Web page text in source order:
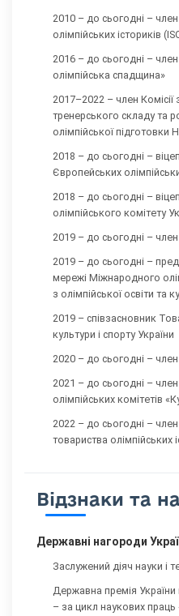
2010 – до сьогодні –
олімпійських істориків
2016 – до сьогодні –
олімпійська спадщина»
2017–2022 – член Комісії
тренерського складу та
олімпійської підготовки
2018 – до сьогодні –
Європейських
2018 – до сьогодні –
олімпійського комітету
2019 – до сьогодні – член
2019 – до сьогодні –
мережі Міжнародного
з олімпійської освіти та
2019 – співзасновник
культури і спорту України
2020 – до сьогодні – член
2021 – до сьогодні –
олімпійських комітетів
2022 – до сьогодні –
товариства олімпійських
Відзнаки та
Державні нагороди
Заслужений діяч науки і
Державна премія України
– за цикл наукових